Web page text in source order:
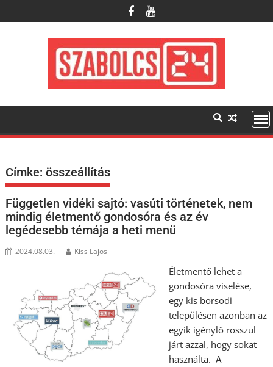
to
Címke:összeállítás
Független vidéki sajtó: vasúti történetek, nem
mindig életmentő gondosóra és az év
legédesebb témája a heti menü
2024.08.03. Kiss Lajos
Életmentő lehet a
gondosóra viselése,
egy kis borsodi
településen azonban az
egyik igénylő rosszul
járt azzal, hogy sokat
használta. A